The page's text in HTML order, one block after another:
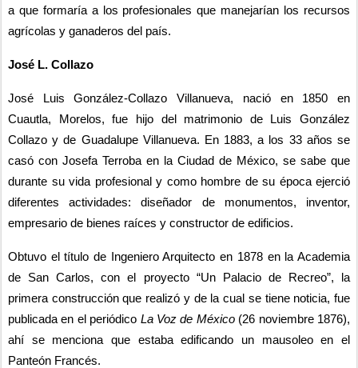
a que formaría a los profesionales que manejarían los recursos
agrícolas y ganaderos del país.
José L. Collazo
José Luis González-Collazo Villanueva, nació en 1850 en
Cuautla, Morelos, fue hijo del matrimonio de Luis González
Collazo y de Guadalupe Villanueva. En 1883, a los 33 años se
casó con Josefa Terroba en la Ciudad de México, se sabe que
durante su vida profesional y como hombre de su época ejerció
diferentes actividades: diseñador de monumentos, inventor,
empresario de bienes raíces y constructor de edificios.
Obtuvo el título de Ingeniero Arquitecto en 1878 en la Academia
de San Carlos, con el proyecto “Un Palacio de Recreo”, la
primera construcción que realizó y de la cual se tiene noticia, fue
publicada en el periódico La Voz de México (26 noviembre 1876),
ahí se menciona que estaba edificando un mausoleo en el
Panteón Francés.